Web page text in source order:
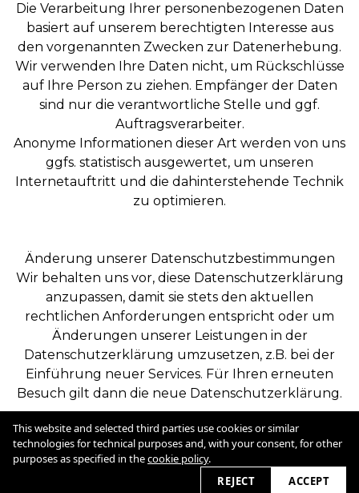
Die Verarbeitung Ihrer personenbezogenen Daten
basiert auf unserem berechtigten Interesse aus
den vorgenannten Zwecken zur Datenerhebung.
Wir verwenden Ihre Daten nicht, um Rückschlüsse
auf Ihre Person zu ziehen. Empfänger der Daten
sind nur die verantwortliche Stelle und ggf.
Auftragsverarbeiter.
Anonyme Informationen dieser Art werden von uns
ggfs. statistisch ausgewertet, um unseren
Internetauftritt und die dahinterstehende Technik
zu optimieren.
Änderung unserer Datenschutzbestimmungen
Wir behalten uns vor, diese Datenschutzerklärung
anzupassen, damit sie stets den aktuellen
rechtlichen Anforderungen entspricht oder um
Änderungen unserer Leistungen in der
Datenschutzerklärung umzusetzen, z.B. bei der
Einführung neuer Services. Für Ihren erneuten
Besuch gilt dann die neue Datenschutzerklärung.
Imprint & Legal
Cookie Policy
This website and selected third parties use cookies or similar
technologies for technical purposes and, with your consent, for other
purposes as specified in thecookie policy.
REJECT
ACCEPT